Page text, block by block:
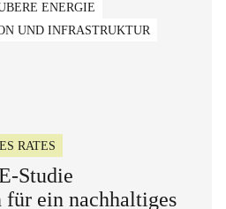
ENERGIE
UND INFRASTRUKTUR
RATES
Studie
für ein nachhaltiges